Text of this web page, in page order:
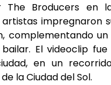
The Broducers en
impregnaron
complementando
El videoclip
en un
la Ciudad del Sol.